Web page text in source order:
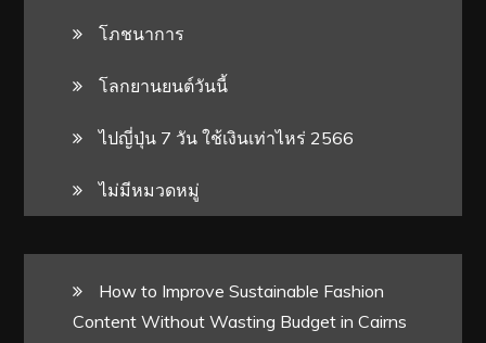
โภชนาการ
โลกยานยนต์วันนี้
ไปญี่ปุ่น 7 วัน ใช้เงินเท่าไหร่ 2566
ไม่มีหมวดหมู่
How to Improve Sustainable Fashion
Content Without Wasting Budget in Cairns